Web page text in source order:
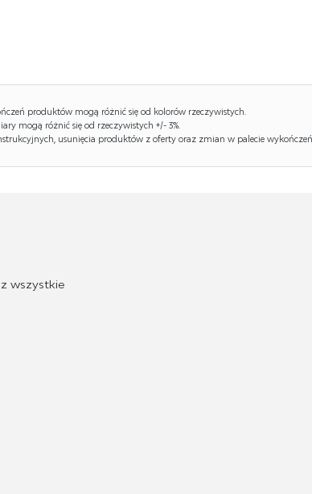
produktów mogą różnić się od kolorów rzeczywistych.
mogą różnić się od rzeczywistych +/- 3%.
usunięcia produktów z oferty oraz zmian w palecie wykończeń.
wszystkie